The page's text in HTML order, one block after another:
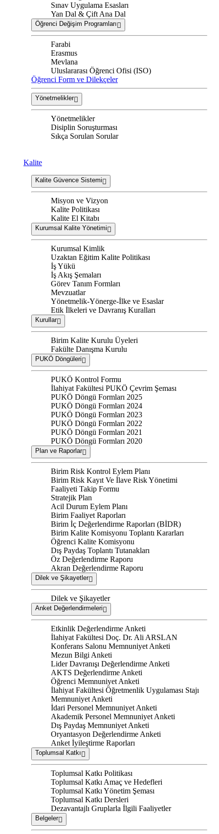
Sınav Uygulama Esasları
Yan Dal & Çift Ana Dal
Öğrenci Değişim Programları
Farabi
Erasmus
Mevlana
Uluslararası Öğrenci Ofisi (ISO)
Öğrenci Form ve Dilekçeler
Yönetmelikler
Yönetmelikler
Disiplin Soruşturması
Sıkça Sorulan Sorular
Kalite
Kalite Güvence Sistemi
Misyon ve Vizyon
Kalite Politikası
Kalite El Kitabı
Kurumsal Kalite Yönetimi
Kurumsal Kimlik
Uzaktan Eğitim Kalite Politikası
İş Yükü
İş Akış Şemaları
Görev Tanım Formları
Mevzuatlar
Yönetmelik-Yönerge-İlke ve Esaslar
Etik İlkeleri ve Davranış Kuralları
Kurullar
Birim Kalite Kurulu Üyeleri
Fakülte Danışma Kurulu
PUKÖ Döngüleri
PUKÖ Kontrol Formu
İlahiyat Fakültesi PUKÖ Çevrim Şeması
PUKÖ Döngü Formları 2025
PUKÖ Döngü Formları 2024
PUKÖ Döngü Formları 2023
PUKÖ Döngü Formları 2022
PUKÖ Döngü Formları 2021
PUKÖ Döngü Formları 2020
Plan ve Raporlar
Birim Risk Kontrol Eylem Planı
Birim Risk Kayıt Ve İlave Risk Yönetimi
Faaliyeti Takip Formu
Stratejik Plan
Acil Durum Eylem Planı
Birim Faaliyet Raporları
Birim İç Değerlendirme Raporları (BİDR)
Birim Kalite Komisyonu Toplantı Kararları
Öğrenci Kalite Komisyonu
Dış Paydaş Toplantı Tutanakları
Öz Değerlendirme Raporu
Akran Değerlendirme Raporu
Dilek ve Şikayetler
Dilek ve Şikayetler
Anket Değerlendirmeleri
Etkinlik Değerlendirme Anketi
İlahiyat Fakültesi Doç. Dr. Ali ARSLAN
Konferans Salonu Memnuniyet Anketi
Mezun Bilgi Anketi
Lider Davranışı Değerlendirme Anketi
AKTS Değerlendirme Anketi
Öğrenci Memnuniyet Anketi
İlahiyat Fakültesi Öğretmenlik Uygulaması Stajı
Memnuniyet Anketi
İdari Personel Memnuniyet Anketi
Akademik Personel Memnuniyet Anketi
Dış Paydaş Memnuniyet Anketi
Oryantasyon Değerlendirme Anketi
Anket İyileştirme Raporları
Toplumsal Katkı
Toplumsal Katkı Politikası
Toplumsal Katkı Amaç ve Hedefleri
Toplumsal Katkı Yönetim Şeması
Toplumsal Katkı Dersleri
Dezavantajlı Gruplarla İlgili Faaliyetler
Belgeler